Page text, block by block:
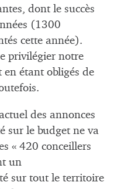
dont le succès
(1300
cette année).
privilégier notre
étant obligés de
des annonces
sur le budget ne va
« 420 conceillers
un
sur tout le territoire